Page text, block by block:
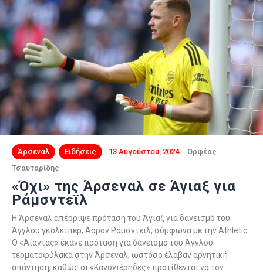
Άρσεναλ Ειδήσεις 13 Αυγούστου, 2024
Ορφέας
Τσαυταρίδης
«Όχι» της Άρσεναλ σε Άγιαξ για
Ράμσντεϊλ
Η Άρσεναλ απέρριψε πρόταση του Άγιαξ για δανεισμό του
Άγγλου γκολκίπερ, Άαρον Ράμσντεϊλ, σύμφωνα με την Athletic.
Ο «Αίαντας» έκανε πρόταση για δανεισμό του Άγγλου
τερματοφύλακα στην Άρσεναλ, ωστόσο έλαβαν αρνητική
απάντηση, καθώς οι «Κανονιέρηδες» προτίθενται να τον…